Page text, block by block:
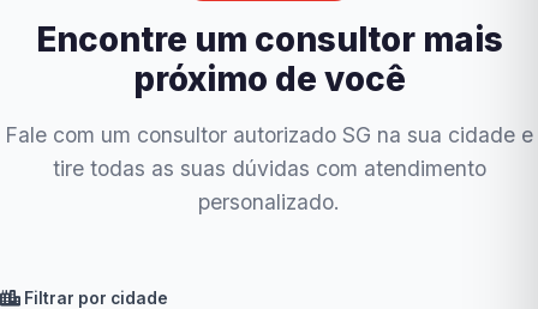
Encontre um consultor mais
próximo de você
Fale com um consultor autorizado SG na sua cidade e
tire todas as suas dúvidas com atendimento
personalizado.
Filtrar por cidade